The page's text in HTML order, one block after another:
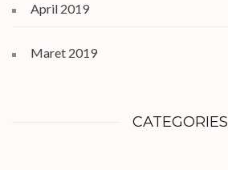
April 2019
Maret 2019
CATEGORIES